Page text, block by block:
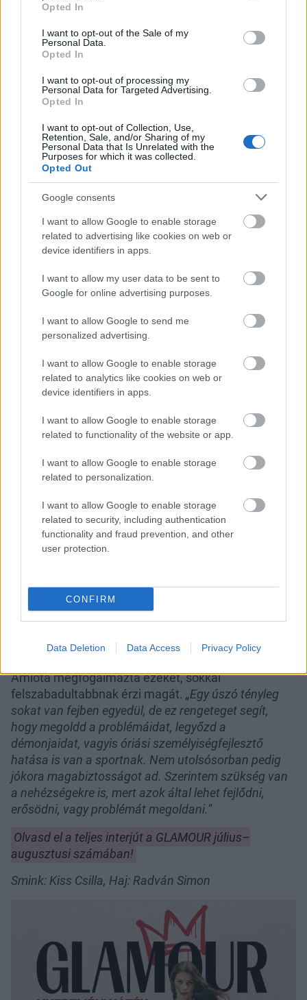
use your data for below specified purposes in below Google
consent section.
Opted In
I want to opt-out of the Sale of my
Personal Data.
Opted In
I want to opt-out of processing my
Personal Data for Targeted Advertising.
Opted In
I want to opt-out of Collection, Use,
Retention, Sale, and/or Sharing of my
Personal Data that Is Unrelated with the
Purposes for which it was collected.
Opted Out
Google consents
I want to allow Google to enable storage
related to advertising like cookies on web or
device identifiers in apps.
I want to allow my user data to be sent to
Google for online advertising purposes.
I want to allow Google to send me
personalized advertising.
I want to allow Google to enable storage
related to analytics like cookies on web or
device identifiers in apps.
I want to allow Google to enable storage
related to functionality of the website or app.
I want to allow Google to enable storage
related to personalization.
I want to allow Google to enable storage
related to security, including authentication
functionality and fraud prevention, and other
user protection.
CONFIRM
Data Deletion Data Access Privacy Policy
tudom engedni ezeket, és ha abbahagyom, az nem
azért lesz, mert mások úgy gondolják, hogy abba
uszodában, ennek ellenére mégis szívesen jár edzésekre –
Bomberdzseki THE MERCER – answear.hu, Bikinialsó IT'S
Amióta megfogalmazta ezeket, sokkal
felszabadultabbnak érzi magát. „Egy úszó tényleg
sokat van fejben egyedül, de ez rengeteget segít,
hogy megoldd a problémáidat, legyőzd a
démonjaidat, vagyis óriási személyiségfejlesztő
hatása is van a sportnak. Nem utolsósorban pedig
jókora magabiztosságot ad. Szerintem szükség van
a nehézségekre is, mert azok által lehet fejlődni,
erősödni, vagy problémát megoldani.”
Olvasd el a teljes interjút a GLAMOUR július–
augusztusi számában!
Smink: Kiss Csilla, Haj: Radván Simon